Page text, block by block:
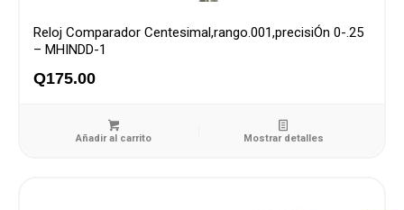
Reloj Comparador Centesimal,rango.001,precisiÓn 0-.25
– MHINDD-1
Q175.00
Añadir al carrito Mostrar detalles